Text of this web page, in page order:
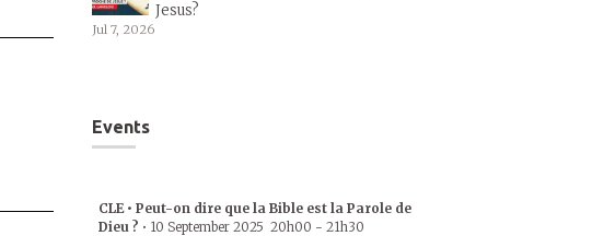
Jesus?
Jul 7, 2026
Events
CLE • Peut-on dire que la Bible est la Parole de
Dieu ? • 10 September 2025 20h00 - 21h30